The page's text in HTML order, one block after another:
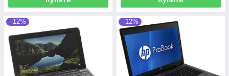
–12% –12%